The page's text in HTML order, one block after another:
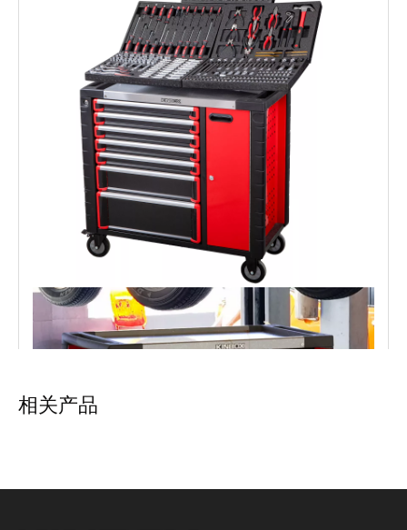
相关产品